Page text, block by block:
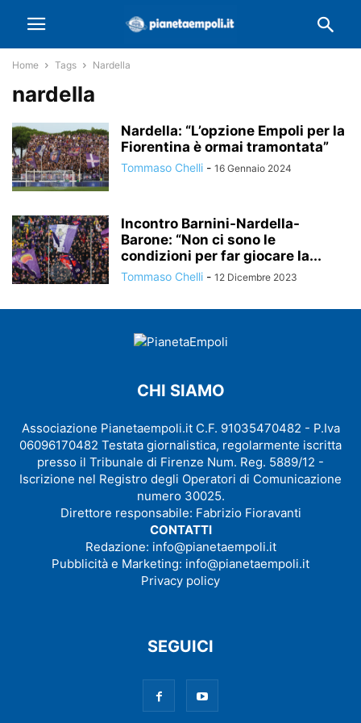
Home Tags Nardella
nardella
Nardella: “L’opzione Empoli per la
Fiorentina è ormai tramontata”
Tommaso Chelli - 16 Gennaio 2024
Incontro Barnini-Nardella-
Barone: “Non ci sono le
condizioni per far giocare la...
Tommaso Chelli - 12 Dicembre 2023
CHI SIAMO
Associazione Pianetaempoli.it C.F. 91035470482 - P.Iva
06096170482 Testata giornalistica, regolarmente iscritta
presso il Tribunale di Firenze Num. Reg. 5889/12 -
Iscrizione nel Registro degli Operatori di Comunicazione
numero 30025.
Direttore responsabile: Fabrizio Fioravanti
CONTATTI
Redazione: info@pianetaempoli.it
Pubblicità e Marketing: info@pianetaempoli.it
Privacy policy
SEGUICI